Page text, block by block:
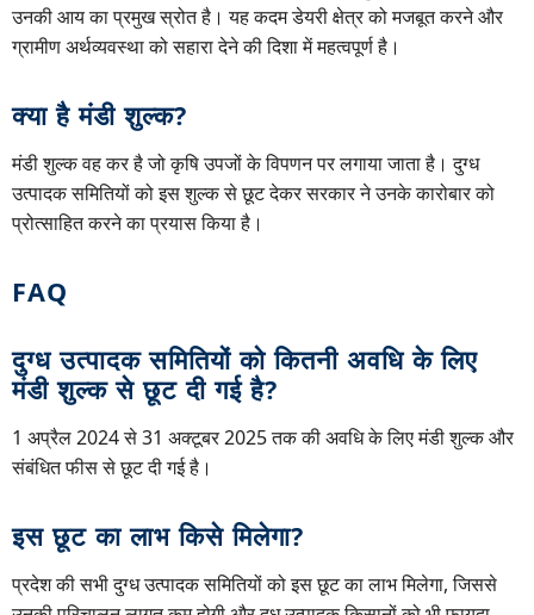
उनकी आय का प्रमुख स्रोत है। यह कदम डेयरी क्षेत्र को मजबूत करने और
ग्रामीण अर्थव्यवस्था को सहारा देने की दिशा में महत्वपूर्ण है।
क्या है मंडी शुल्क?
मंडी शुल्क वह कर है जो कृषि उपजों के विपणन पर लगाया जाता है। दुग्ध
उत्पादक समितियों को इस शुल्क से छूट देकर सरकार ने उनके कारोबार को
प्रोत्साहित करने का प्रयास किया है।
FAQ
दुग्ध उत्पादक समितियों को कितनी अवधि के लिए
मंडी शुल्क से छूट दी गई है?
1 अप्रैल 2024 से 31 अक्टूबर 2025 तक की अवधि के लिए मंडी शुल्क और
संबंधित फीस से छूट दी गई है।
इस छूट का लाभ किसे मिलेगा?
प्रदेश की सभी दुग्ध उत्पादक समितियों को इस छूट का लाभ मिलेगा, जिससे